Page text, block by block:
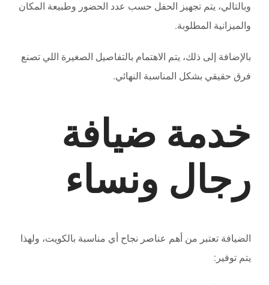
وبالتالي، يتم تجهيز الحفل حسب عدد الحضور وطبيعة المكان
والميزانية المطلوبة.
بالإضافة إلى ذلك، يتم الاهتمام بالتفاصيل الصغيرة اللي تصنع
فرق حقيقي بشكل المناسبة النهائي.
خدمة ضيافة
رجال ونساء
الضيافة تعتبر من أهم عناصر نجاح أي مناسبة بالكويت، ولهذا
يتم توفير: